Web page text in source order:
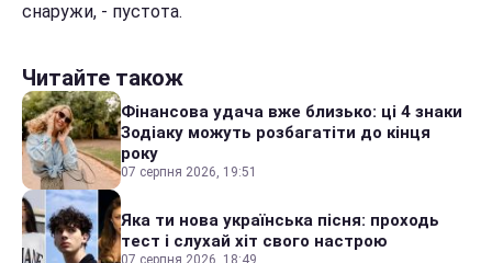
снаружи, - пустота.
Читайте також
Фінансова удача вже близько: ці 4 знаки
Зодіаку можуть розбагатіти до кінця
року
07 серпня 2026, 19:51
Яка ти нова українська пісня: проходь
тест і слухай хіт свого настрою